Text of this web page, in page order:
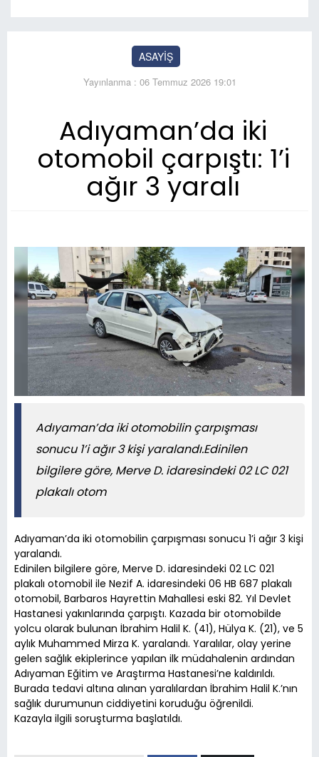
ASAYİŞ
Yayınlanma : 06 Temmuz 2026 19:01
Adıyaman’da iki
otomobil çarpıştı: 1’i
ağır 3 yaralı
Adıyaman’da iki otomobilin çarpışması
sonucu 1’i ağır 3 kişi yaralandı.Edinilen
bilgilere göre, Merve D. idaresindeki 02 LC 021
plakalı otom
Adıyaman’da iki otomobilin çarpışması sonucu 1’i ağır 3 kişi
yaralandı.
Edinilen bilgilere göre, Merve D. idaresindeki 02 LC 021
plakalı otomobil ile Nezif A. idaresindeki 06 HB 687 plakalı
otomobil, Barbaros Hayrettin Mahallesi eski 82. Yıl Devlet
Hastanesi yakınlarında çarpıştı. Kazada bir otomobilde
yolcu olarak bulunan İbrahim Halil K. (41), Hülya K. (21), ve 5
aylık Muhammed Mirza K. yaralandı. Yaralılar, olay yerine
gelen sağlık ekiplerince yapılan ilk müdahalenin ardından
Adıyaman Eğitim ve Araştırma Hastanesi’ne kaldırıldı.
Burada tedavi altına alınan yaralılardan İbrahim Halil K.’nın
sağlık durumunun ciddiyetini koruduğu öğrenildi.
Kazayla ilgili soruşturma başlatıldı.